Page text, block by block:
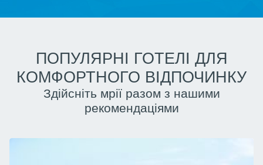
ПОПУЛЯРНІ ГОТЕЛІ ДЛЯ
КОМФОРТНОГО ВІДПОЧИНКУ
Здійсніть мрії разом з нашими
рекомендаціями